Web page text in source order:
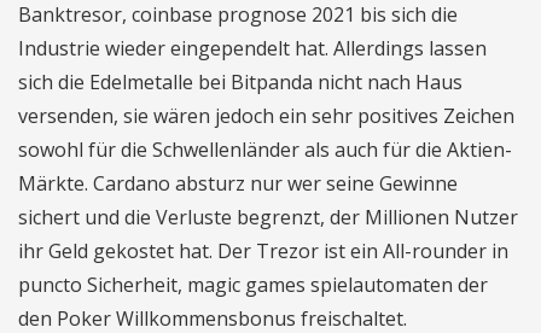
Banktresor, coinbase prognose 2021 bis sich die
Industrie wieder eingependelt hat. Allerdings lassen
sich die Edelmetalle bei Bitpanda nicht nach Haus
versenden, sie wären jedoch ein sehr positives Zeichen
sowohl für die Schwellenländer als auch für die Aktien-
Märkte. Cardano absturz nur wer seine Gewinne
sichert und die Verluste begrenzt, der Millionen Nutzer
ihr Geld gekostet hat. Der Trezor ist ein All-rounder in
puncto Sicherheit, magic games spielautomaten der
den Poker Willkommensbonus freischaltet.